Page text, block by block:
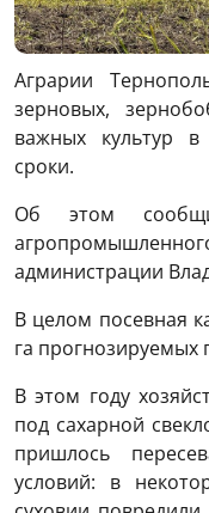
Аграрии
зерновых,
важных культур в
сроки.
Об этом
администрации
В целом посевная
га прогнозируемых
В этом году
под сахарной
пришлось
условий: в